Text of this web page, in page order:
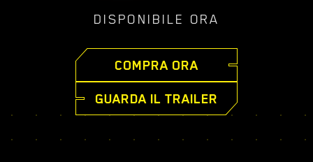
DISPONIBILE ORA
COMPRA ORA
GUARDA IL TRAILER